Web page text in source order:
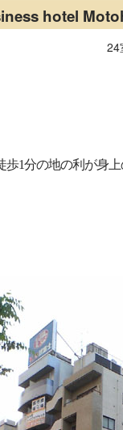
hotel
24
歩1分の地の利が身